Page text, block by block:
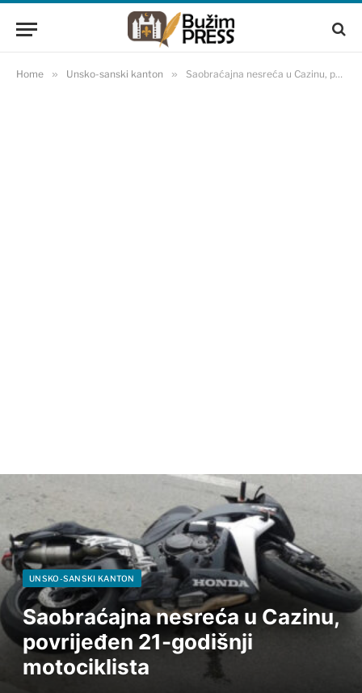
Home » Unsko-sanski kanton » Saobraćajna nesreća u Cazinu, povrijeđen 21-godišnji motociklista
UNSKO-SANSKI KANTON
Saobraćajna nesreća u Cazinu,
povrijeđen 21-godišnji
motociklista